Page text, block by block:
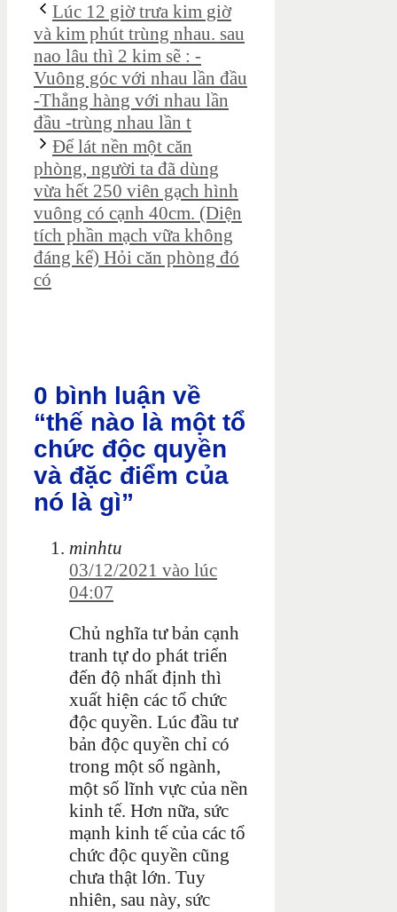
Lúc 12 giờ trưa kim giờ
và kim phút trùng nhau. sau
nao lâu thì 2 kim sẽ : -
Vuông góc với nhau lần đầu
-Thẳng hàng với nhau lần
đầu -trùng nhau lần t
Để lát nền một căn
phòng, người ta đã dùng
vừa hết 250 viên gạch hình
vuông có cạnh 40cm. (Diện
tích phần mạch vữa không
đáng kể) Hỏi căn phòng đó
có
0 bình luận về
“thế nào là một tổ
chức độc quyền
và đặc điểm của
nó là gì”
minhtu
03/12/2021 vào lúc
04:07
Chủ nghĩa tư bản cạnh
tranh tự do phát triển
đến độ nhất định thì
xuất hiện các tổ chức
độc quyền. Lúc đầu tư
bản độc quyền chỉ có
trong một số ngành,
một số lĩnh vực của nền
kinh tế. Hơn nữa, sức
mạnh kinh tế của các tổ
chức độc quyền cũng
chưa thật lớn. Tuy
nhiên, sau này, sức